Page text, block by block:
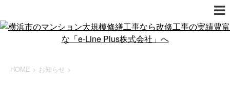
HOME > お知らせ >